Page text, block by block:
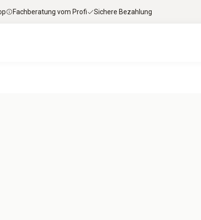
Fachberatung vom Profi Sichere Bezahlung